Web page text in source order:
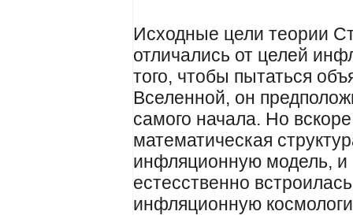
Исходные цели теории
отличались от целей
того, чтобы пытаться
Вселенной, он
самого начала. Но
математическая
инфляционную модель, и
естесственно
инфляционную